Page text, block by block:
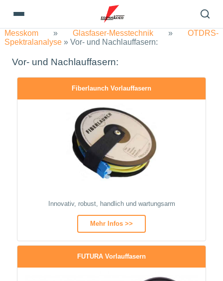
Messkom » Glasfaser-Messtechnik » OTDRS-
Spektralanalyse » Vor- und Nachlauffasern:
Vor- und Nachlauffasern:
Fiberlaunch Vorlauffasern
Innovativ, robust, handlich und wartungsarm
Mehr Infos >>
FUTURA Vorlauffasern